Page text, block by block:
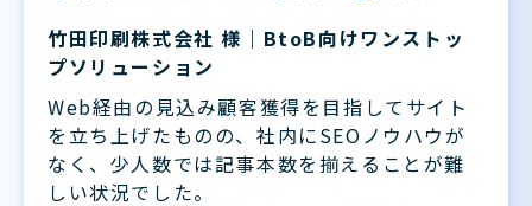
竹田印刷株式会社 様｜BtoB向けワンストッ
プソリューション
Web経由の見込み顧客獲得を目指してサイト
を立ち上げたものの、社内にSEOノウハウが
なく、少人数では記事本数を揃えることが難
しい状況でした。